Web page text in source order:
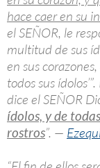
hace caer en su
el SEÑOR, le
multitud de sus
en sus
todos sus
dice el SEÑOR
ídolos, y de
rostros”. —